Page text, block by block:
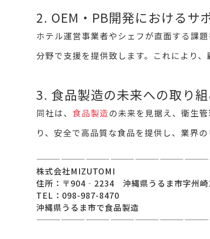
2. OEM・PB開発におけるサ
ホテル運営事業者やシェフが直面する課
分野で支援を提供致します。これにより
3. 食品製造の未来への取り
同社は、 食品製造の未来を見据え、衛生
り、安全で高品質な食品を提供し、業界
株式会社MIZUTOMI
住所：〒904‐2234 沖縄県うるま市字州崎
TEL：098-987-8470
沖縄県うるま市で食品製造